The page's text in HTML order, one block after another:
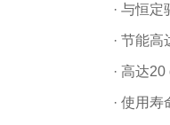
· 与恒
· 节能高
· 高达
· 使用寿